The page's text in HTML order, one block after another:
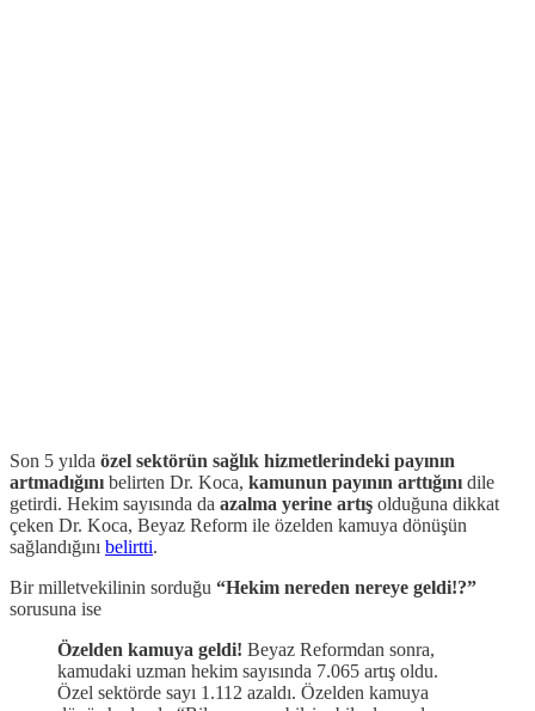
Son 5 yılda özel sektörün sağlık hizmetlerindeki payının
artmadığını belirten Dr. Koca, kamunun payının arttığını dile
getirdi. Hekim sayısında da azalma yerine artış olduğuna dikkat
çeken Dr. Koca, Beyaz Reform ile özelden kamuya dönüşün
sağlandığını belirtti.
Bir milletvekilinin sorduğu “Hekim nereden nereye geldi!?”
sorusuna ise
Özelden kamuya geldi! Beyaz Reformdan sonra,
kamudaki uzman hekim sayısında 7.065 artış oldu.
Özel sektörde sayı 1.112 azaldı. Özelden kamuya